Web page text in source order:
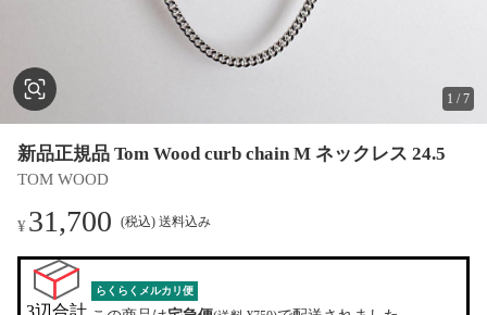
1 /7
新品正規品 Tom Wood curb chain M ネックレス 24.5
TOM WOOD
¥31,700 (税込) 送料込み
3辺合計
らくらくメルカリ便